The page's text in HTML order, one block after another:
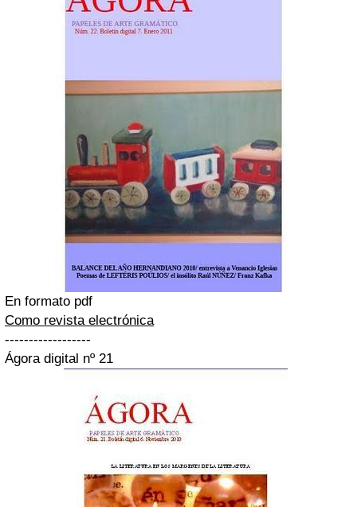
En formato pdf
Como revista electrónica
------------------
Ágora digital nº 21